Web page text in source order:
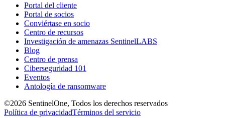
Portal del cliente
Portal de socios
Conviértase en socio
Centro de recursos
Investigación de amenazas SentinelLABS
Blog
Centro de prensa
Ciberseguridad 101
Eventos
Antología de ransomware
©2026 SentinelOne, Todos los derechos reservados
Política de privacidadTérminos del servicio